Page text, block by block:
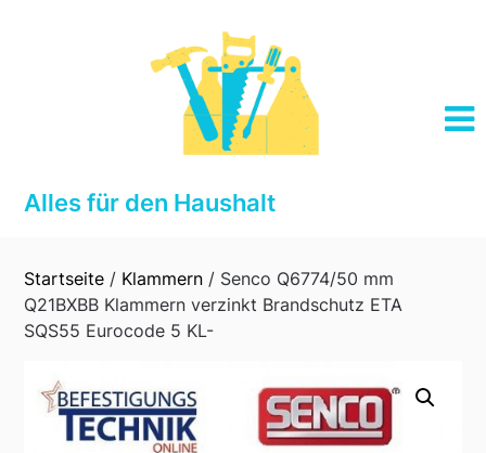
Alles für den Haushalt
Startseite / Klammern / Senco Q6774/50 mm
Q21BXBB Klammern verzinkt Brandschutz ETA
SQS55 Eurocode 5 KL-